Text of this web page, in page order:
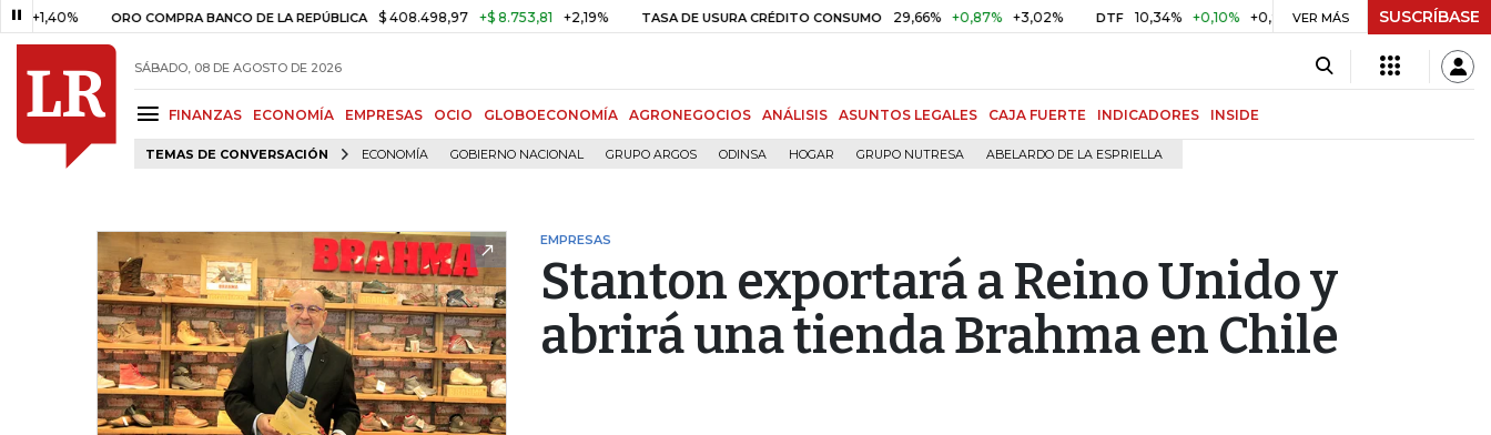
ORO COMPRA BANCO DE LA REPÚBLICA $ 408.498,97 +$ 8.753,81 +2,19% TASA DE USURA CRÉDITO CONSUMO 29,66% +0,87% +3,02% DTF 10,34% +0,10% +0,98% UVR $ 416,96 +$ 0,05 +0,01%
VER MÁS SUSCRÍBASE
SÁBADO, 08 DE AGOSTO DE 2026
FINANZAS ECONOMÍA EMPRESAS OCIO GLOBOECONOMÍA AGRONEGOCIOS ANÁLISIS ASUNTOS LEGALES CAJA FUERTE INDICADORES INSIDE
TEMAS DE CONVERSACIÓN ECONOMÍA GOBIERNO NACIONAL GRUPO ARGOS ODINSA HOGAR GRUPO NUTRESA ABELARDO DE LA ESPRIELLA
EMPRESAS
Stanton exportará a Reino Unido y
abrirá una tienda Brahma en Chile